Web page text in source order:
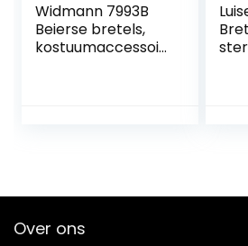
Widmann 7993B
Beierse bretels,
kostuumaccessoir
Over ons